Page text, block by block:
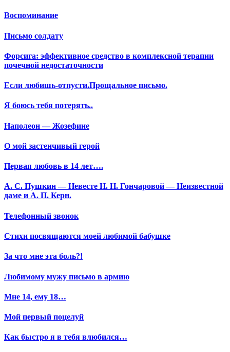
Воспоминание
Письмо солдату
Форсига: эффективное средство в комплексной терапии
почечной недостаточности
Если любишь-отпусти.Прощальное письмо.
Я боюсь тебя потерять..
Наполеон — Жозефине
О мой застенчивый герой
Первая любовь в 14 лет….
А. С. Пушкин — Невесте Н. Н. Гончаровой — Неизвестной
даме и А. П. Керн.
Телефонный звонок
Стихи посвящаются моей любимой бабушке
За что мне эта боль?!
Любимому мужу письмо в армию
Мне 14, ему 18…
Мой первый поцелуй
Как быстро я в тебя влюбился…